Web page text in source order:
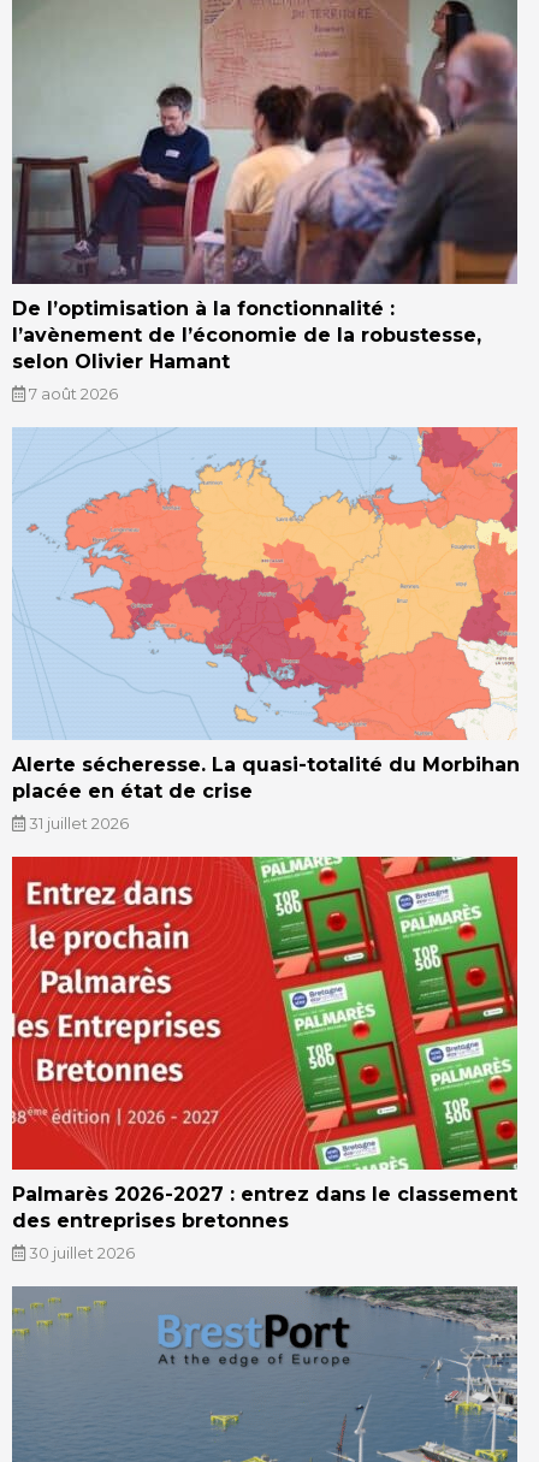
De l’optimisation à la fonctionnalité :
l’avènement de l’économie de la robustesse,
selon Olivier Hamant
7 août 2026
Alerte sécheresse. La quasi-totalité du Morbihan
placée en état de crise
31 juillet 2026
Palmarès 2026-2027 : entrez dans le classement
des entreprises bretonnes
30 juillet 2026